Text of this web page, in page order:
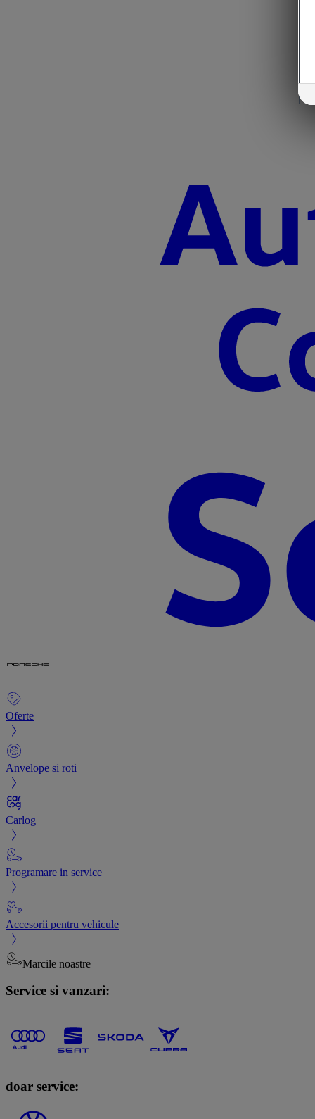
Oferte
Anvelope si roti
Carlog
Programare in service
Accesorii pentru vehicule
Marcile noastre
Service si vanzari:
doar service: